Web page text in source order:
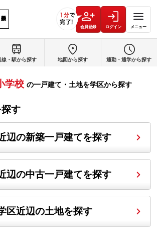
会員登録 ログイン メニュー
線・駅から探す 地図から探す 通勤・通学から探す
学校 の一戸建て・土地を学区から探す
す
辺の新築一戸建てを探す
辺の中古一戸建てを探す
区近辺の土地を探す